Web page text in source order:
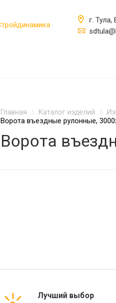
г.
Главная Каталог изделий
Ворота въездные рулонные,
Ворота
Лучший выбор